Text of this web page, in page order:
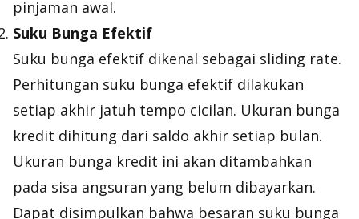
pinjaman awal.
Suku Bunga Efektif
Suku bunga efektif dikenal sebagai sliding rate.
Perhitungan suku bunga efektif dilakukan
setiap akhir jatuh tempo cicilan. Ukuran bunga
kredit dihitung dari saldo akhir setiap bulan.
Ukuran bunga kredit ini akan ditambahkan
pada sisa angsuran yang belum dibayarkan.
Dapat disimpulkan bahwa besaran suku bunga